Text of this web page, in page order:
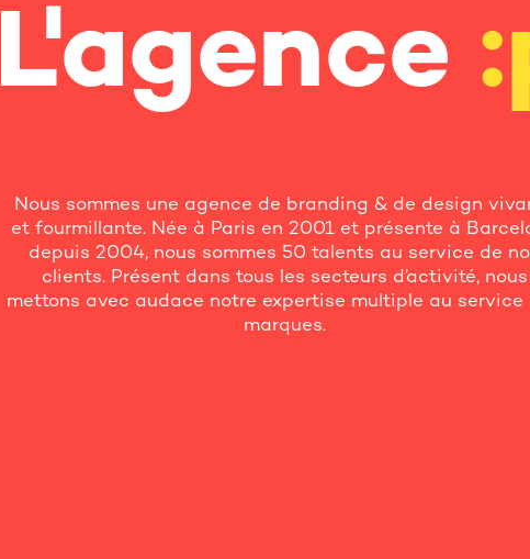
L'agence
Nous sommes une agence de branding & de design
et fourmillante. Née à Paris en 2001 et présente à
depuis 2004, nous sommes 50 talents au service de
clients. Présent dans tous les secteurs d’activité, nous
mettons avec audace notre expertise multiple au service
marques.